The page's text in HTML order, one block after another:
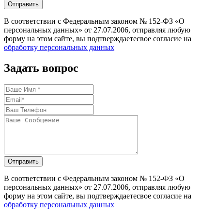
Отправить
В соответствии с Федеральным законом № 152-ФЗ «О
персональных данных» от 27.07.2006, отправляя любую
форму на этом сайте, вы подтверждаетесвое согласие на
обработку персональных данных
Задать вопрос
Отправить
В соответствии с Федеральным законом № 152-ФЗ «О
персональных данных» от 27.07.2006, отправляя любую
форму на этом сайте, вы подтверждаетесвое согласие на
обработку персональных данных